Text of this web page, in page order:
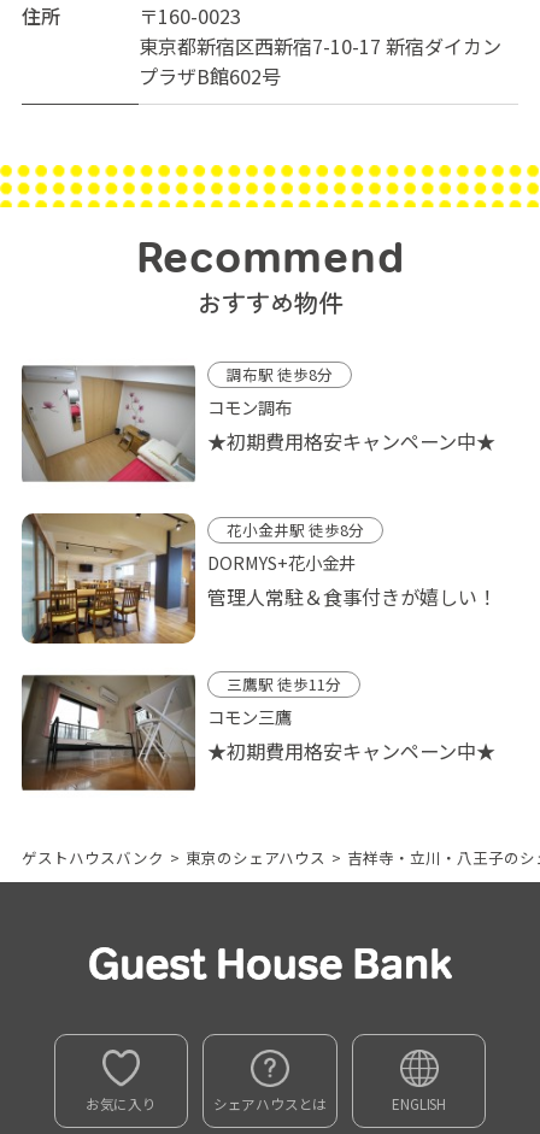
住所
〒160-0023
東京都新宿区西新宿7-10-17 新宿ダイカン
プラザB館602号
Recommend
おすすめ物件
調布駅 徒歩8分
コモン調布
★初期費用格安キャンペーン中★
花小金井駅 徒歩8分
DORMYS+花小金井
管理人常駐＆食事付きが嬉しい！
三鷹駅 徒歩11分
コモン三鷹
★初期費用格安キャンペーン中★
ゲストハウスバンク > 東京のシェアハウス > 吉祥寺・立川・八王子のシ
お気に入り シェアハウスとは ENGLISH